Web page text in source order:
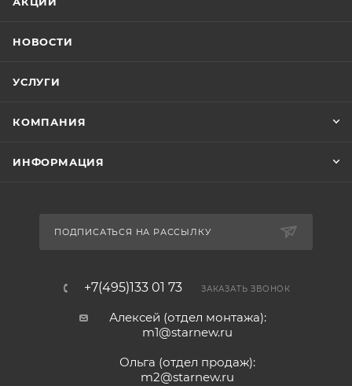
НОВОСТИ
УСЛУГИ
КОМПАНИЯ
ИНФОРМАЦИЯ
ПОДПИСАТЬСЯ НА РАССЫЛКУ
+7(495)133 01 73 ЗАКАЗАТЬ ЗВОНОК
Алексей (отдел монтажа):
m1@starnew.ru
Ольга (отдел продаж):
m2@starnew.ru